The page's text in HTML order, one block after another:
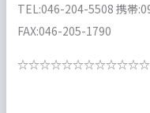
TEL:046-204-5508 携帯
FAX:046-205-1790